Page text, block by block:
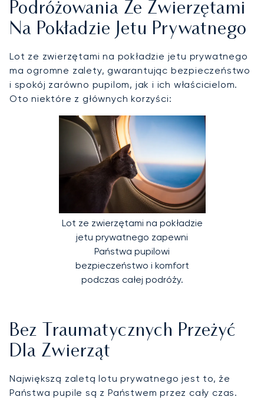
Podróżowania Ze Zwierzętami
Na Pokładzie Jetu Prywatnego
Lot ze zwierzętami na pokładzie jetu prywatnego
ma ogromne zalety, gwarantując bezpieczeństwo
i spokój zarówno pupilom, jak i ich właścicielom.
Oto niektóre z głównych korzyści:
Lot ze zwierzętami na pokładzie
jetu prywatnego zapewni
Państwa pupilowi
bezpieczeństwo i komfort
podczas całej podróży.
Bez Traumatycznych Przeżyć
Dla Zwierząt
Największą zaletą lotu prywatnego jest to, że
Państwa pupile są z Państwem przez cały czas.